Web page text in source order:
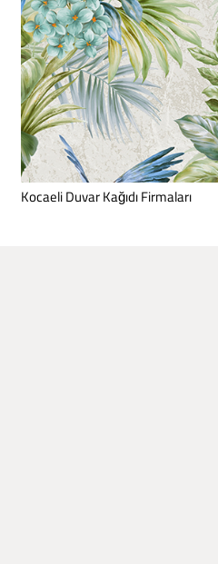
Kocaeli Duvar Kağıdı Firmaları